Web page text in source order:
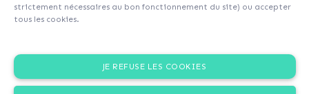
strictement nécessaires au bon fonctionnement du site) ou accepter
tous les cookies.
JE REFUSE LES COOKIES